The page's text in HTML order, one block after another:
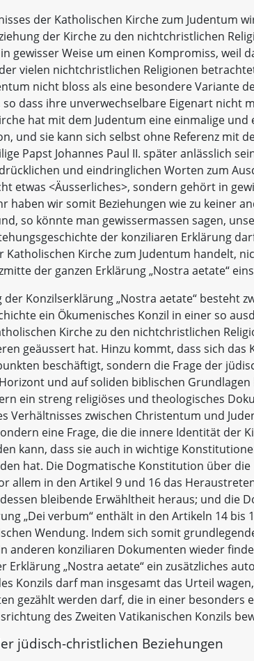
der Katholischen Kirche zum Judentum
der Kirche zu den nichtchristlichen
gewisser Weise um einen Kompromiss, weil
vielen nichtchristlichen Religionen
nicht bloss als eine besondere Variante
dass ihre unverwechselbare Eigenart nicht
hat mit dem Judentum eine einmalige und
und sie kann sich selbst ohne Referenz mit
Papst Johannes Paul II. später anlässlich
und eindringlichen Worten zum
etwas <Äusserliches>, sondern gehört in
haben wir somit Beziehungen wie zu keiner
so könnte man gewissermassen sagen,
der konziliaren Erklärung
Katholischen Kirche zum Judentum handelt,
der ganzen Erklärung „Nostra aetate“
Konzilserklärung „Nostra aetate“ besteht
ein Ökumenisches Konzil in einer so
Kirche zu den nichtchristlichen
geäussert hat. Hinzu kommt, dass sich das
beschäftigt, sondern die Frage der
und auf soliden biblischen
ein streng religiöses und theologisches
Verhältnisses zwischen Christentum und
eine Frage, die die innere Identität der
kann, dass sie auch in wichtige
hat. Die Dogmatische Konstitution über die
allem in den Artikel 9 und 16 das
bleibende Erwähltheit heraus; und die
„Dei verbum“ enthält in den Artikeln 14 bis
Wendung. Indem sich somit
anderen konziliaren Dokumenten wieder
Erklärung „Nostra aetate“ ein zusätzliches
Konzils darf man insgesamt das Urteil
gezählt werden darf, die in einer besonders
des Zweiten Vatikanischen Konzils
jüdisch-christlichen Beziehungen